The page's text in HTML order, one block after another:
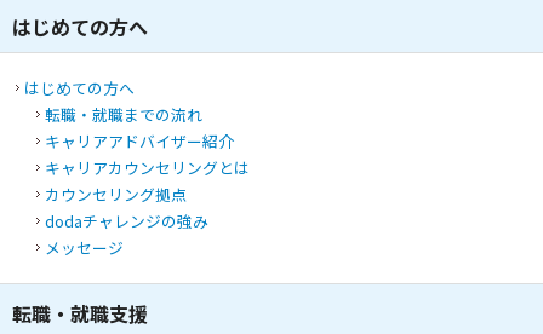
はじめての方へ
はじめての方へ
転職・就職までの流れ
キャリアアドバイザー紹介
キャリアカウンセリングとは
カウンセリング拠点
dodaチャレンジの強み
メッセージ
転職・就職支援